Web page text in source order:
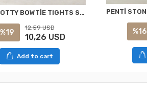
PENTİ DOTTY BOWTİE TIGHTS SOCKS BLACK L/XL
%19
12,59 USD
10,26 USD
Add to cart
%16